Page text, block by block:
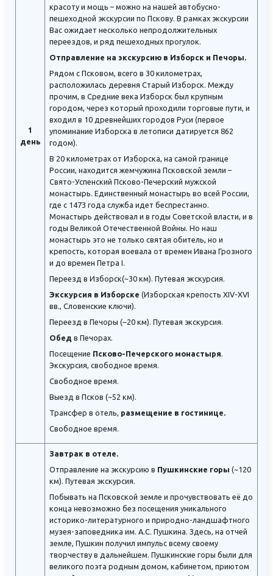
1
день
красоту и мощь – можно на нашей автобусно-
пешеходной экскурсии по Пскову. В рамках экскурсии
Вас ожидает несколько непродолжительных
переездов, и ряд пешеходных прогулок.
Отправление на экскурсию в Изборск и Печоры.
Рядом с Псковом, всего в 30 километрах,
расположилась деревня Старый Изборск. Между
прочим, в Средние века Изборск был крупным
городом, через который проходили торговые пути, и
входил в 10 древнейших городов Руси (первое
упоминание Изборска в летописи датируется 862
годом).
В 20 километрах от Изборска, на самой границе
России, находится жемчужина Псковской земли –
Свято-Успенский Псково-Печерский мужской
монастырь. Единственный монастырь во всей России,
где с 1473 года служба идет беспрестанно.
Монастырь действовал и в годы Советской власти, и в
годы Великой Отечественной Войны. Но наш
монастырь это не только святая обитель, но и
крепость, которая воевала от времен Ивана Грозного
и до времен Петра I.
Переезд в Изборск(~30 км). Путевая экскурсия.
Экскурсия в Изборске (Изборская крепость XIV-XVI
вв., Словенские ключи).
Переезд в Печоры (~20 км). Путевая экскурсия.
Обед в Печорах.
Посещение Псково-Печерского монастыря
Экскурсия, свободное время.
Свободное время.
Выезд в Псков (~52 км).
Трансфер в отель, размещение в гостинице.
Свободное время.
Завтрак в отеле.
Отправление на экскурсию в Пушкинские горы (~120
км). Путевая экскурсия.
Побывать на Псковской земле и прочувствовать её до
конца невозможно без посещения уникального
историко-литературного и природно-ландшафтного
музея-заповедника им. А.С. Пушкина. Здесь, на отчей
земле, Пушкин получил импульс всему своему
творчеству в дальнейшем. Пушкинские горы были для
великого поэта родным домом, кабинетом, приютом